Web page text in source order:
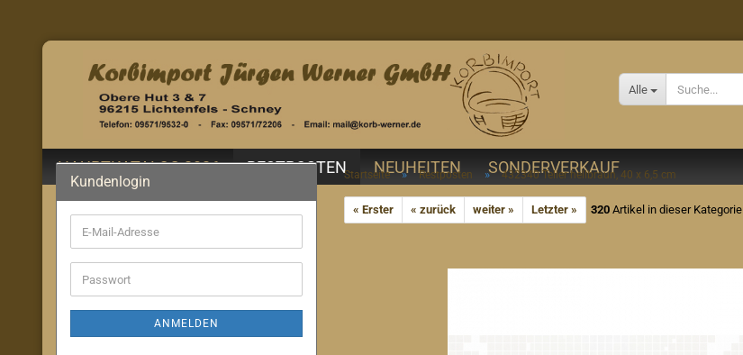
Alle
HAUPTKATALOG 2026 RESTPOSTEN NEUHEITEN SONDERVERKAUF
Startseite » Restposten » 432340 Teller hellbraun, 40 x 6,5 cm
« Erster « zurück weiter » Letzter » 320 Artikel in dieser Kategorie
Kundenlogin
E-
Mail-
Adresse
Passwort
ANMELDEN